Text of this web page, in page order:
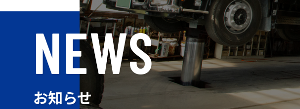
検査
鈑金･塗装
自動車ガラス
訪問特定整備
NEWS
お知らせ